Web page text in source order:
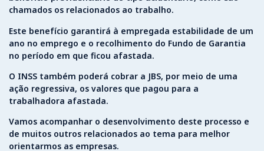
chamados os relacionados ao trabalho.
Este benefício garantirá à empregada estabilidade de um
ano no emprego e o recolhimento do Fundo de Garantia
no período em que ficou afastada.
O INSS também poderá cobrar a JBS, por meio de uma
ação regressiva, os valores que pagou para a
trabalhadora afastada.
Vamos acompanhar o desenvolvimento deste processo e
de muitos outros relacionados ao tema para melhor
orientarmos as empresas.